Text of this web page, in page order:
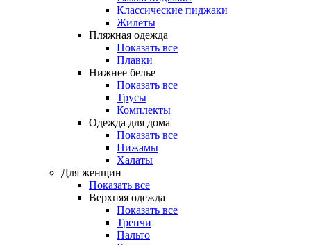
Классические пиджаки
Жилеты
Пляжная одежда
Показать все
Плавки
Нижнее белье
Показать все
Трусы
Комплекты
Одежда для дома
Показать все
Пижамы
Халаты
Для женщин
Показать все
Верхняя одежда
Показать все
Тренчи
Пальто